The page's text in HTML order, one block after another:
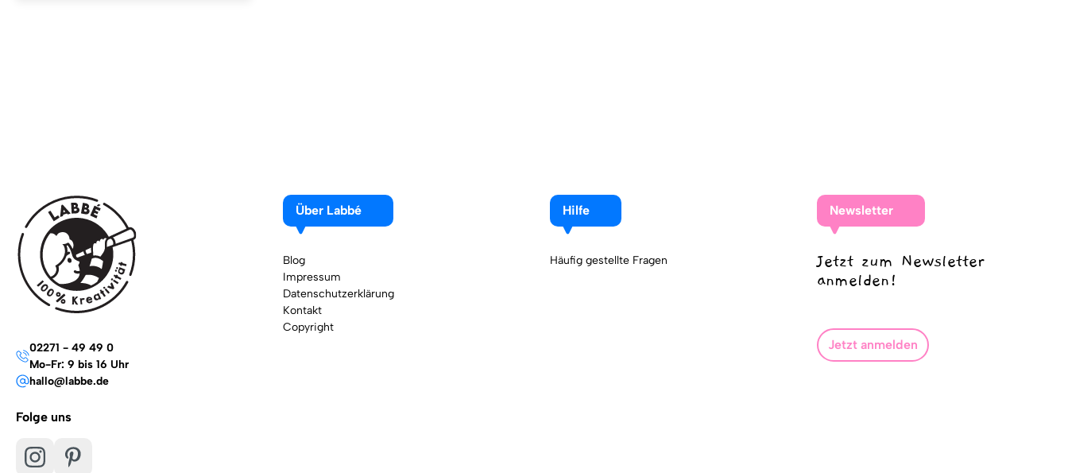
02271 - 49 49 0
Mo-Fr: 9 bis 16 Uhr
hallo@labbe.de
Folge uns
Über Labbé
Blog
Impressum
Datenschutzerklärung
Kontakt
Copyright
Hilfe
Häufig gestellte Fragen
Newsletter
Jetzt zum Newsletter
anmelden!
Jetzt anmelden